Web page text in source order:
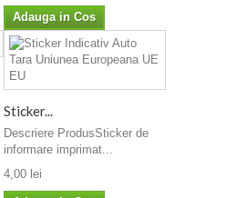
Adauga in Cos
Sticker...
Descriere ProdusSticker de
informare imprimat...
4,00 lei